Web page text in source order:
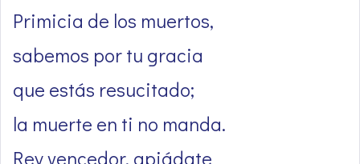
Primicia de los muertos,
sabemos por tu gracia
que estás resucitado;
la muerte en ti no manda.
Rey vencedor, apiádate